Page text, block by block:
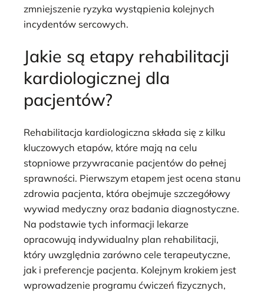
zmniejszenie ryzyka wystąpienia kolejnych
incydentów sercowych.
Jakie są etapy rehabilitacji
kardiologicznej dla
pacjentów?
Rehabilitacja kardiologiczna składa się z kilku
kluczowych etapów, które mają na celu
stopniowe przywracanie pacjentów do pełnej
sprawności. Pierwszym etapem jest ocena stanu
zdrowia pacjenta, która obejmuje szczegółowy
wywiad medyczny oraz badania diagnostyczne.
Na podstawie tych informacji lekarze
opracowują indywidualny plan rehabilitacji,
który uwzględnia zarówno cele terapeutyczne,
jak i preferencje pacjenta. Kolejnym krokiem jest
wprowadzenie programu ćwiczeń fizycznych,